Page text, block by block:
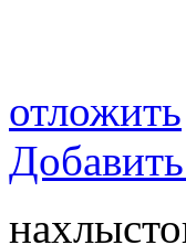
отложить